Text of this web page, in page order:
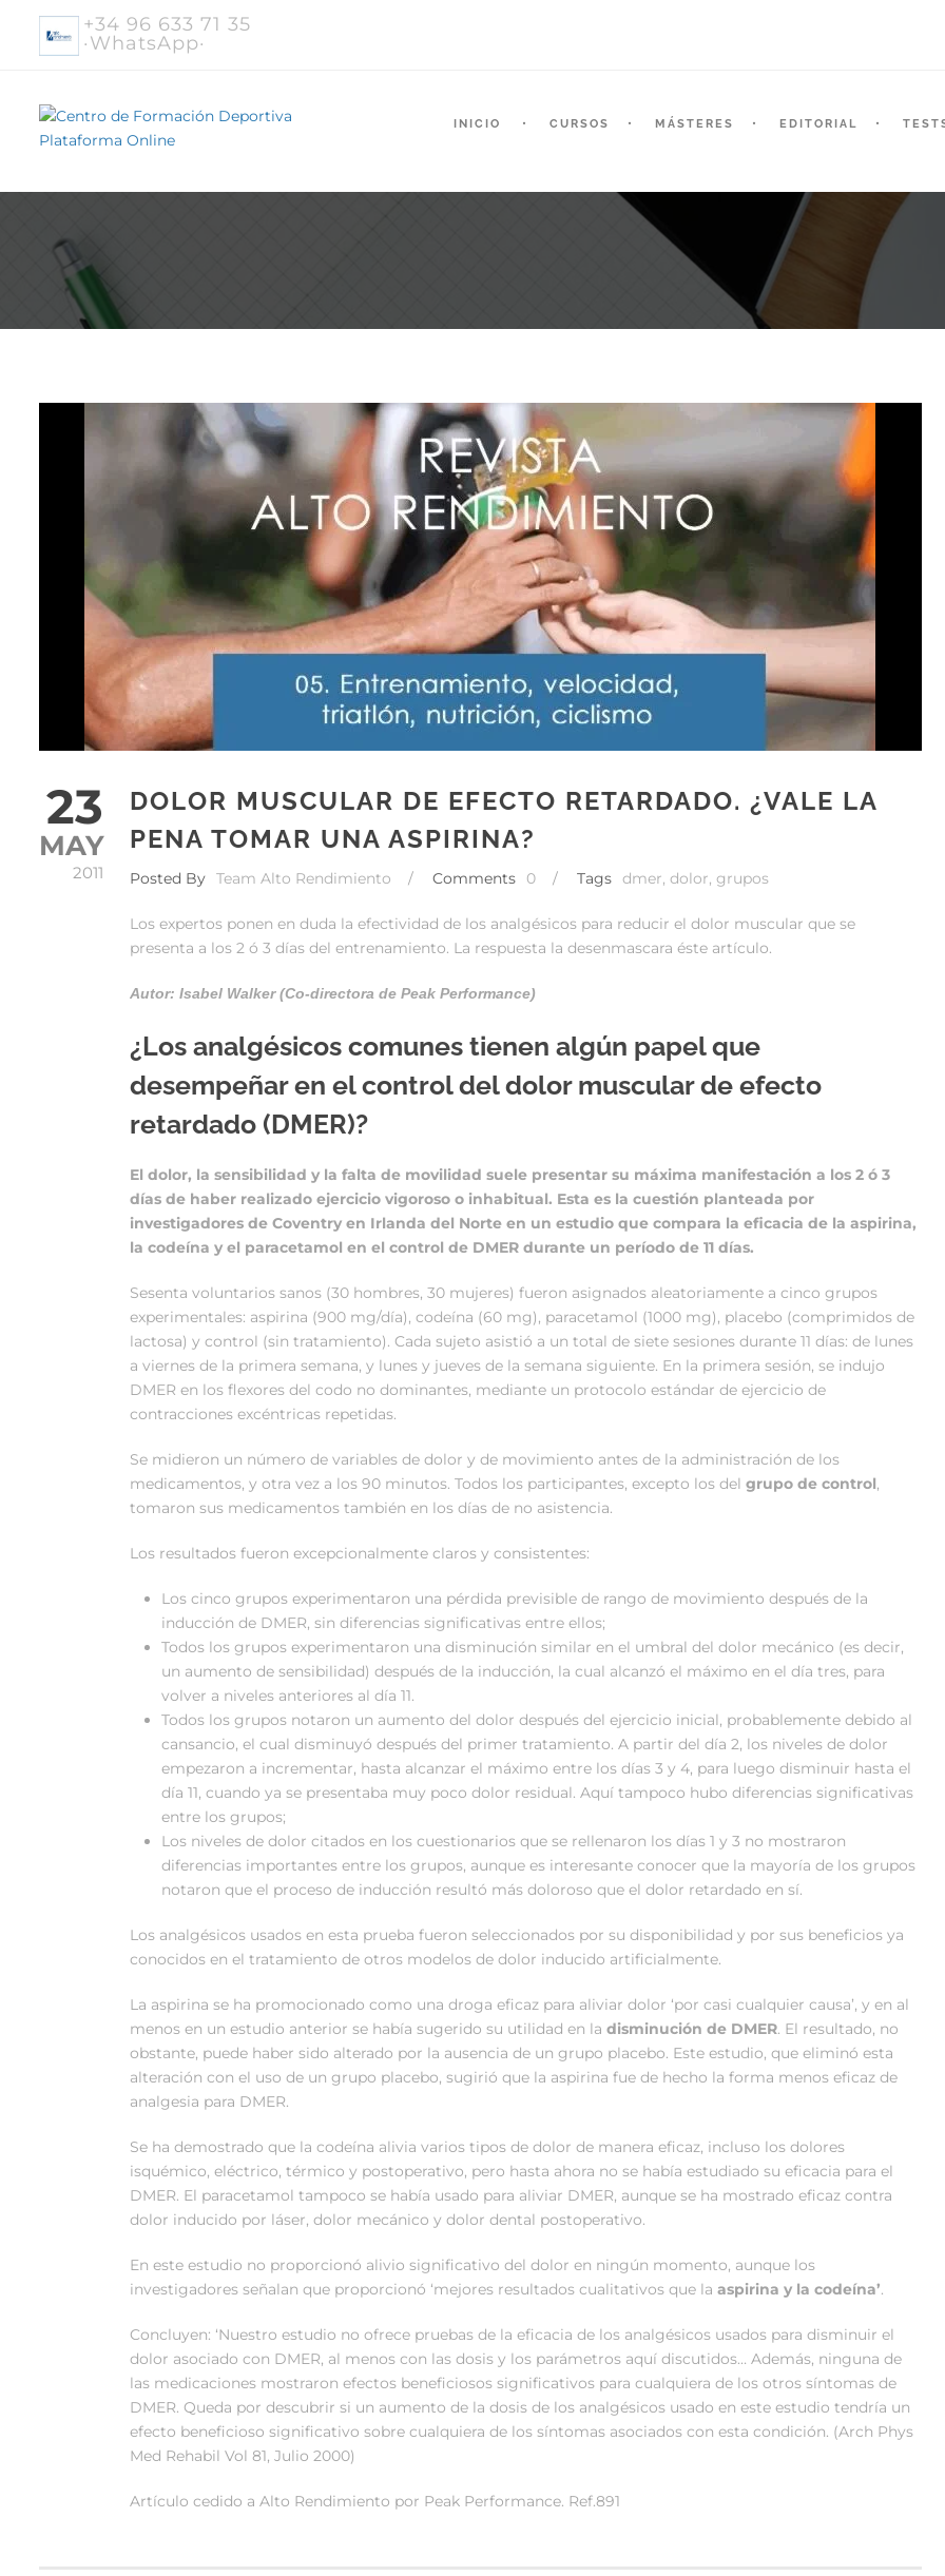
+34 96 633 71 35
·WhatsApp·
INICIO CURSOS MÁSTERES EDITORIAL
23
MAY
2011
DOLOR MUSCULAR DE EFECTO RETARDADO. ¿VALE LA
PENA TOMAR UNA ASPIRINA?
Posted By Team Alto Rendimiento / Comments 0 / Tags dmer, dolor, grupos
Los expertos ponen en duda la efectividad de los analgésicos para reducir el dolor muscular que se
presenta a los 2 ó 3 días del entrenamiento. La respuesta la desenmascara éste artículo.
Autor: Isabel Walker (Co-directora de Peak Performance)
¿Los analgésicos comunes tienen algún papel que
desempeñar en el control del dolor muscular de efecto
retardado (DMER)?
El dolor, la sensibilidad y la falta de movilidad suele presentar su máxima manifestación a los 2 ó 3
días de haber realizado ejercicio vigoroso o inhabitual. Esta es la cuestión planteada por
investigadores de Coventry en Irlanda del Norte en un estudio que compara la eficacia de la aspirina,
la codeína y el paracetamol en el control de DMER durante un período de 11 días.
Sesenta voluntarios sanos (30 hombres, 30 mujeres) fueron asignados aleatoriamente a cinco grupos
experimentales: aspirina (900 mg/día), codeína (60 mg), paracetamol (1000 mg), placebo (comprimidos de
lactosa) y control (sin tratamiento). Cada sujeto asistió a un total de siete sesiones durante 11 días: de lunes
a viernes de la primera semana, y lunes y jueves de la semana siguiente. En la primera sesión, se indujo
DMER en los flexores del codo no dominantes, mediante un protocolo estándar de ejercicio de
contracciones excéntricas repetidas.
Se midieron un número de variables de dolor y de movimiento antes de la administración de los
medicamentos, y otra vez a los 90 minutos. Todos los participantes, excepto los del grupo de control,
tomaron sus medicamentos también en los días de no asistencia.
Los resultados fueron excepcionalmente claros y consistentes:
Los cinco grupos experimentaron una pérdida previsible de rango de movimiento después de la
inducción de DMER, sin diferencias significativas entre ellos;
Todos los grupos experimentaron una disminución similar en el umbral del dolor mecánico (es decir,
un aumento de sensibilidad) después de la inducción, la cual alcanzó el máximo en el día tres, para
volver a niveles anteriores al día 11.
Todos los grupos notaron un aumento del dolor después del ejercicio inicial, probablemente debido al
cansancio, el cual disminuyó después del primer tratamiento. A partir del día 2, los niveles de dolor
empezaron a incrementar, hasta alcanzar el máximo entre los días 3 y 4, para luego disminuir hasta el
día 11, cuando ya se presentaba muy poco dolor residual. Aquí tampoco hubo diferencias significativas
entre los grupos;
Los niveles de dolor citados en los cuestionarios que se rellenaron los días 1 y 3 no mostraron
diferencias importantes entre los grupos, aunque es interesante conocer que la mayoría de los grupos
notaron que el proceso de inducción resultó más doloroso que el dolor retardado en sí.
Los analgésicos usados en esta prueba fueron seleccionados por su disponibilidad y por sus beneficios ya
conocidos en el tratamiento de otros modelos de dolor inducido artificialmente.
La aspirina se ha promocionado como una droga eficaz para aliviar dolor ‘por casi cualquier causa’, y en al
menos en un estudio anterior se había sugerido su utilidad en la disminución de DMER. El resultado, no
obstante, puede haber sido alterado por la ausencia de un grupo placebo. Este estudio, que eliminó esta
alteración con el uso de un grupo placebo, sugirió que la aspirina fue de hecho la forma menos eficaz de
analgesia para DMER.
Se ha demostrado que la codeína alivia varios tipos de dolor de manera eficaz, incluso los dolores
isquémico, eléctrico, térmico y postoperativo, pero hasta ahora no se había estudiado su eficacia para el
DMER. El paracetamol tampoco se había usado para aliviar DMER, aunque se ha mostrado eficaz contra
dolor inducido por láser, dolor mecánico y dolor dental postoperativo.
En este estudio no proporcionó alivio significativo del dolor en ningún momento, aunque los
investigadores señalan que proporcionó ‘mejores resultados cualitativos que la aspirina y la codeína’.
Concluyen: ‘Nuestro estudio no ofrece pruebas de la eficacia de los analgésicos usados para disminuir el
dolor asociado con DMER, al menos con las dosis y los parámetros aquí discutidos… Además, ninguna de
las medicaciones mostraron efectos beneficiosos significativos para cualquiera de los otros síntomas de
DMER. Queda por descubrir si un aumento de la dosis de los analgésicos usado en este estudio tendría un
efecto beneficioso significativo sobre cualquiera de los síntomas asociados con esta condición. (Arch Phys
Med Rehabil Vol 81, Julio 2000)
Artículo cedido a Alto Rendimiento por Peak Performance. Ref.891